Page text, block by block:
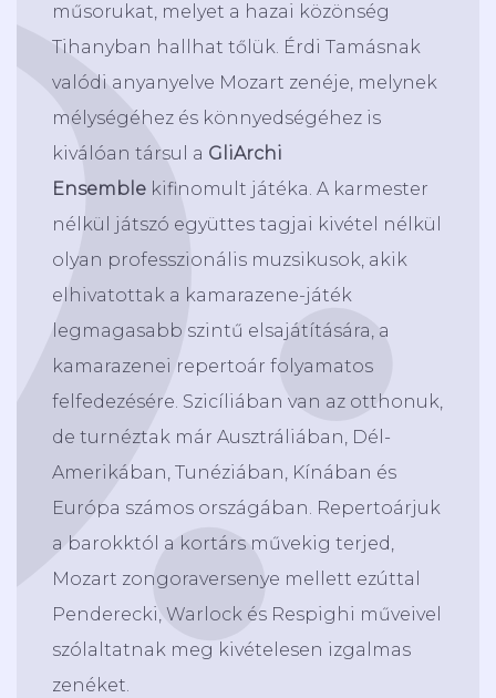
műsorukat, melyet a hazai közönség
Tihanyban hallhat tőlük. Érdi Tamásnak
valódi anyanyelve Mozart zenéje, melynek
mélységéhez és könnyedségéhez is
kiválóan társul a GliArchi
Ensemble kifinomult játéka. A karmester
nélkül játszó együttes tagjai kivétel nélkül
olyan professzionális muzsikusok, akik
elhivatottak a kamarazene-játék
legmagasabb szintű elsajátítására, a
kamarazenei repertoár folyamatos
felfedezésére. Szicíliában van az otthonuk,
de turnéztak már Ausztráliában, Dél-
Amerikában, Tunéziában, Kínában és
Európa számos országában. Repertoárjuk
a barokktól a kortárs művekig terjed,
Mozart zongoraversenye mellett ezúttal
Penderecki, Warlock és Respighi műveivel
szólaltatnak meg kivételesen izgalmas
zenéket.